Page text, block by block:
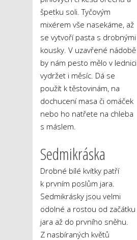
špetku soli. Tyčovým
mixérem vše nasekáme, až
se vytvoří pasta s drobnými
kousky. V uzavřené nádobě
by nám pesto mělo v lednici
vydržet i měsíc. Dá se
použít k těstovinám, na
dochucení masa či omáček
nebo ho natřete na chleba
s máslem.
Sedmikráska
Drobné bílé kvítky patří
k prvním poslům jara.
Sedmikrásky jsou velmi
odolné a rostou od začátku
jara až do prvního sněhu.
Z nasbíraných květů